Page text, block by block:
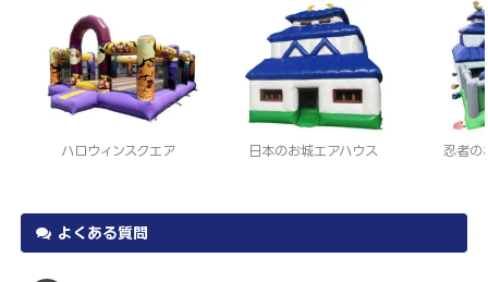
ハロウィンスクエア 日本のお城エアハウス 忍者の
よくある質問